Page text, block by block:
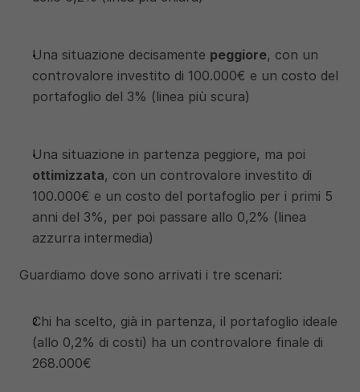
Una situazione decisamente peggiore, con un
controvalore investito di 100.000€ e un costo del
portafoglio del 3% (linea più scura)
ottimizzata, con un controvalore investito di
100.000€ e un costo del portafoglio per i primi 5
anni del 3%, per poi passare allo 0,2% (linea
azzurra intermedia)
Guardiamo dove sono arrivati i tre scenari:
Chi ha scelto, già in partenza, il portafoglio ideale
(allo 0,2% di costi) ha un controvalore finale di
268.000€